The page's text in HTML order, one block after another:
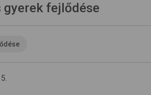
gyerek fejlődése